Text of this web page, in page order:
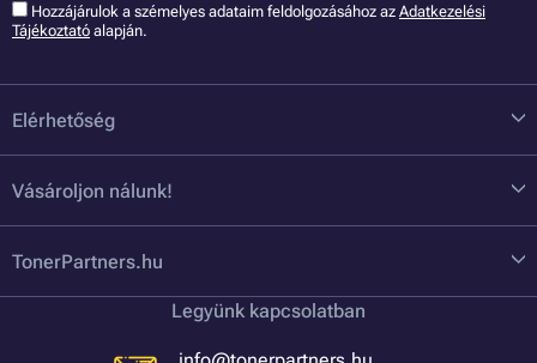
Hozzájárulok a szémelyes adataim feldolgozásához az Adatkezelési
Tájékoztató alapján.
Elérhetőség
Vásároljon nálunk!
TonerPartners.hu
Legyünk kapcsolatban